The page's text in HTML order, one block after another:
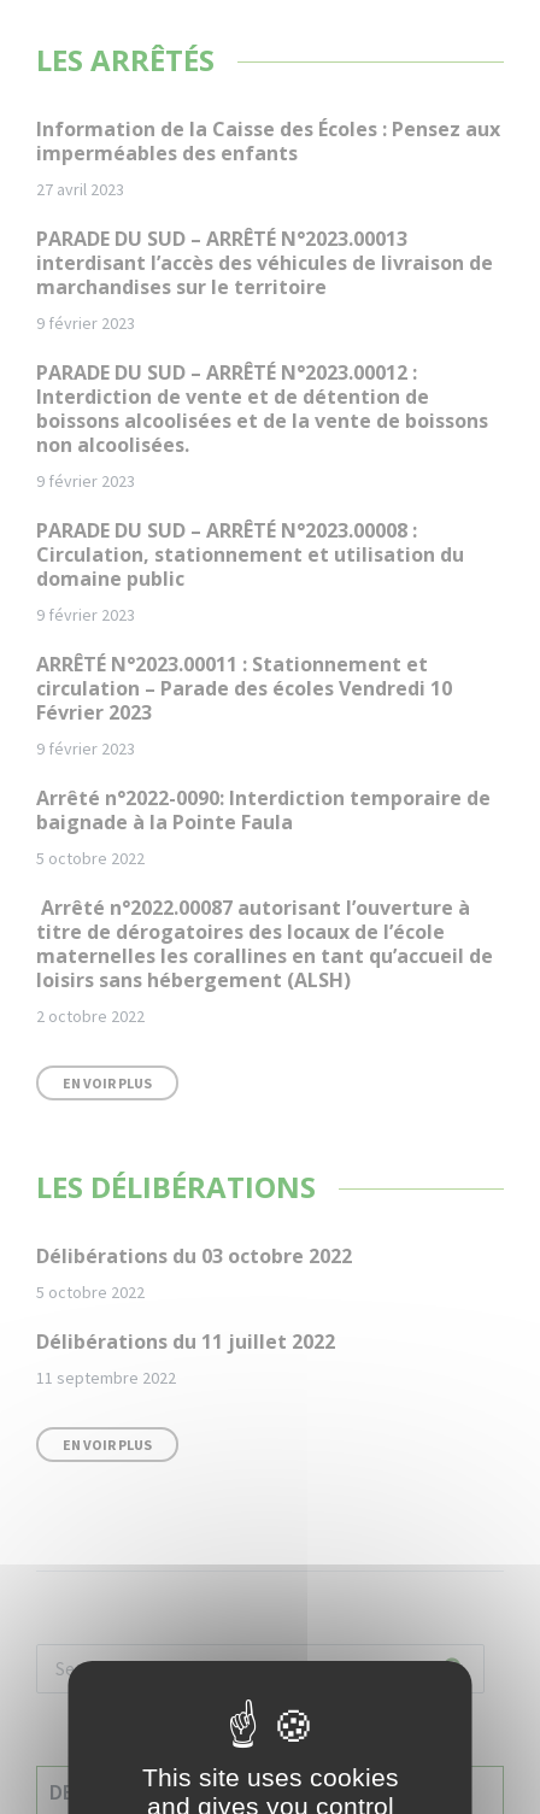
LES ARRÊTÉS
Information de la Caisse des Écoles : Pensez aux
imperméables des enfants
27 avril 2023
PARADE DU SUD – ARRÊTÉ N°2023.00013
interdisant l’accès des véhicules de livraison de
marchandises sur le territoire
9 février 2023
PARADE DU SUD – ARRÊTÉ N°2023.00012 :
Interdiction de vente et de détention de
boissons alcoolisées et de la vente de boissons
non alcoolisées.
9 février 2023
PARADE DU SUD – ARRÊTÉ N°2023.00008 :
Circulation, stationnement et utilisation du
domaine public
9 février 2023
ARRÊTÉ N°2023.00011 : Stationnement et
circulation – Parade des écoles Vendredi 10
Février 2023
9 février 2023
Arrêté n°2022-0090: Interdiction temporaire de
baignade à la Pointe Faula
5 octobre 2022
Arrêté n°2022.00087 autorisant l’ouverture à
titre de dérogatoires des locaux de l’école
maternelles les corallines en tant qu’accueil de
loisirs sans hébergement (ALSH)
2 octobre 2022
EN VOIR PLUS
LES DÉLIBÉRATIONS
Délibérations du 03 octobre 2022
5 octobre 2022
Délibérations du 11 juillet 2022
11 septembre 2022
EN VOIR PLUS
DERNIERES INFOS
This site uses cookies
and gives you control